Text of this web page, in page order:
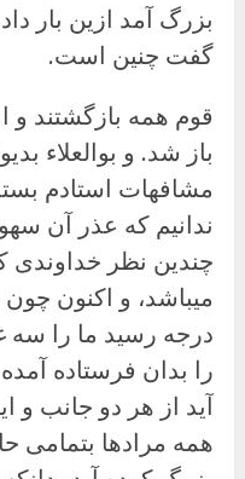
بزرگ آمد ازین بار
گفت چنین است.
قوم همه بازگشتند
باز شد. و بوالعلاء
مشافهات استادم
ندانیم که عذر آن
چندین نظر خداوندی
میباشد، و اکنون
درجه رسید ما را
را بدان فرستاده
آید از هر دو جانب
همه مرادها بتمامی